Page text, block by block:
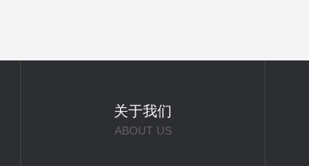
关于我们
ABOUT US